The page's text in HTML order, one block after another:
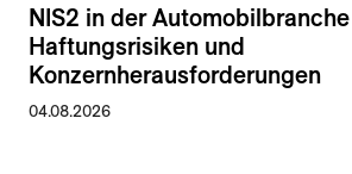
NIS2 in der
Haftungsrisiken und
Konzernherausforderungen
04.08.2026